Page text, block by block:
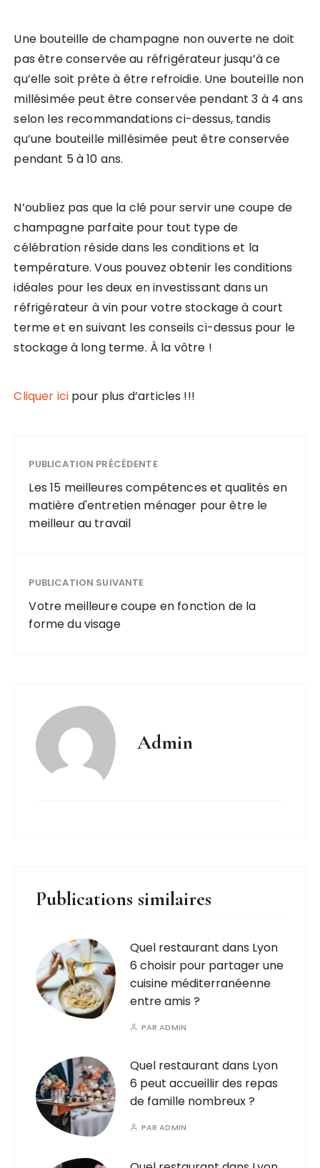
Une bouteille de champagne non ouverte ne doit
pas être conservée au réfrigérateur jusqu’à ce
qu’elle soit prête à être refroidie. Une bouteille non
millésimée peut être conservée pendant 3 à 4 ans
selon les recommandations ci-dessus, tandis
qu’une bouteille millésimée peut être conservée
pendant 5 à 10 ans.
N’oubliez pas que la clé pour servir une coupe de
champagne parfaite pour tout type de
célébration réside dans les conditions et la
température. Vous pouvez obtenir les conditions
idéales pour les deux en investissant dans un
réfrigérateur à vin pour votre stockage à court
terme et en suivant les conseils ci-dessus pour le
stockage à long terme. À la vôtre !
Cliquer ici pour plus d’articles !!!
PUBLICATION PRÉCÉDENTE
Les 15 meilleures compétences et qualités en
matière d'entretien ménager pour être le
meilleur au travail
PUBLICATION SUIVANTE
Votre meilleure coupe en fonction de la
forme du visage
Admin
Publications similaires
Quel restaurant dans Lyon
6 choisir pour partager une
cuisine méditerranéenne
entre amis ?
PARADMIN
Quel restaurant dans Lyon
6 peut accueillir des repas
de famille nombreux ?
PARADMIN